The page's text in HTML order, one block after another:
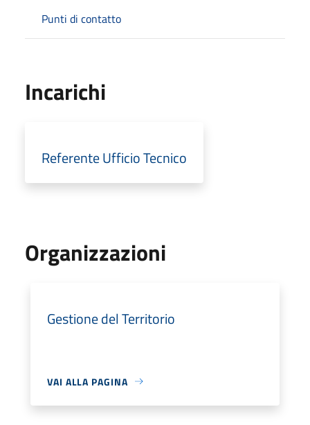
Punti di contatto
Incarichi
Referente Ufficio Tecnico
Organizzazioni
Gestione del Territorio
VAI ALLA PAGINA